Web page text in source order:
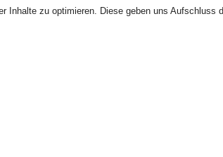
zu optimieren. Diese geben uns Aufschluss